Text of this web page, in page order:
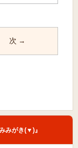
次 →
みがき(▼)』